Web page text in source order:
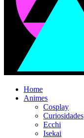
Home
Animes
Cosplay
Curiosidades
Ecchi
Isekai